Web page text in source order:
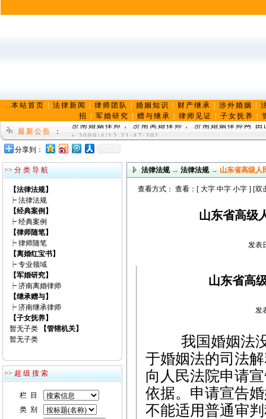
..本站首页 法律新闻 律师团队 婚姻知识 财产继承 涉外婚姻
招
军婚研究 赠与继承 律师见证 子女抚养
最新公告
：
济南婚姻律师， 济南离婚律师， 济南婚姻律师网
r 2009/4/12 21:47:39]
◆法律咨询范围（不限于此）婚姻律师解答；夫妻
师 [lawyer 2009/1/1 13:34:32]
分享到：
>> 分 类 导 航
【法律法规】
┝ 法律法规
【经典案例】
┝ 经典案例
【律师随笔】
┝ 律师随笔
【离婚红宝书】
┝ 专业领域
【军婚研究】
┝ 济南离婚律师
【继承赠与】
┝ 济南继承律师
【子女抚养】
暂无子类
【管辖机关】
暂无子类
>> 超 级 搜 索
栏 目
类 别
法律法规→ 法律法规→ 山东省高级人
查看方式： 查看：[ 大字 中字 小字] [双
山东省高级
发表
山东省高
发
我国婚姻法
于婚姻法的司法
向人民法院申请
依据。申请宣告
不能适用普通审